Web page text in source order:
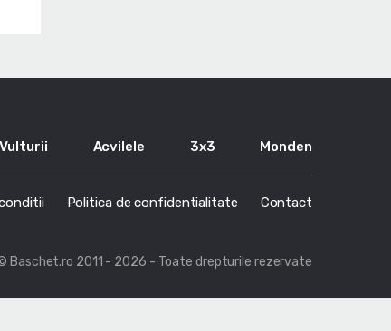
Vulturii Acvilele 3x3 Monden
Politica de confidentialitate Contact
Baschet.ro 2011 - 2026 - Toate drepturile rezervate